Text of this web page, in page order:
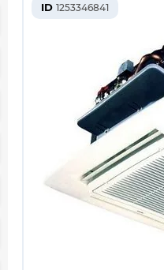
ID 1253346841